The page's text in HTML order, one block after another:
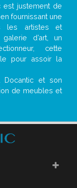
est justement de
fournissant une
les artistes et
d’art, un
cette
pour assoir la
Docantic et son
de meubles et